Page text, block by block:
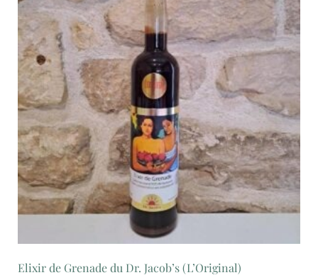
Elixir de Grenade du Dr. Jacob’s (L’Original)